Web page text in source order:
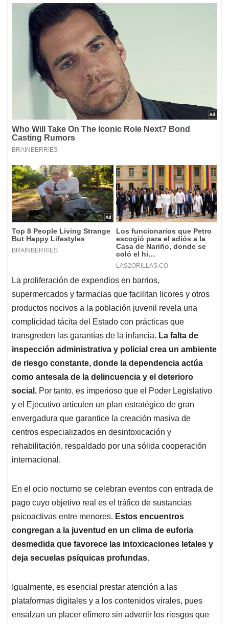
La proliferación de expendios en barrios,
supermercados y farmacias que facilitan licores y otros
productos nocivos a la población juvenil revela una
complicidad tácita del Estado con prácticas que
transgreden las garantías de la infancia. La falta de
inspección administrativa y policial crea un ambiente
de riesgo constante, donde la dependencia actúa
como antesala de la delincuencia y el deterioro
social. Por tanto, es imperioso que el Poder Legislativo
y el Ejecutivo articulen un plan estratégico de gran
envergadura que garantice la creación masiva de
centros especializados en desintoxicación y
rehabilitación, respaldado por una sólida cooperación
internacional.
En el ocio nocturno se celebran eventos con entrada de
pago cuyo objetivo real es el tráfico de sustancias
psicoactivas entre menores. Estos encuentros
congregan a la juventud en un clima de euforia
desmedida que favorece las intoxicaciones letales y
deja secuelas psíquicas profundas.
Igualmente, es esencial prestar atención a las
plataformas digitales y a los contenidos virales, pues
ensalzan un placer efímero sin advertir los riesgos que